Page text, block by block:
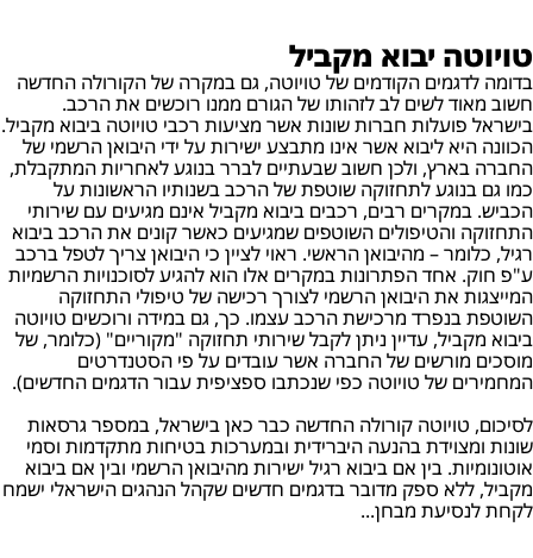
טויוטה יבוא מקביל
בדומה לדגמים הקודמים של טויוטה, גם במקרה של הקורולה החדשה
חשוב מאוד לשים לב לזהותו של הגורם ממנו רוכשים את הרכב.
בישראל פועלות חברות שונות אשר מציעות רכבי טויוטה ביבוא מקביל.
הכוונה היא ליבוא אשר אינו מתבצע ישירות על ידי היבואן הרשמי של
החברה בארץ, ולכן חשוב שבעתיים לברר בנוגע לאחריות המתקבלת,
כמו גם בנוגע לתחזוקה שוטפת של הרכב בשנותיו הראשונות על
הכביש. במקרים רבים, רכבים ביבוא מקביל אינם מגיעים עם שירותי
התחזוקה והטיפולים השוטפים שמגיעים כאשר קונים את הרכב ביבוא
רגיל, כלומר – מהיבואן הראשי. ראוי לציין כי היבואן צריך לטפל ברכב
ע"פ חוק. אחד הפתרונות במקרים אלו הוא להגיע לסוכנויות הרשמיות
המייצגות את היבואן הרשמי לצורך רכישה של טיפולי התחזוקה
השוטפת בנפרד מרכישת הרכב עצמו. כך, גם במידה ורוכשים טויוטה
ביבוא מקביל, עדיין ניתן לקבל שירותי תחזוקה "מקוריים" (כלומר, של
מוסכים מורשים של החברה אשר עובדים על פי הסטנדרטים
המחמירים של טויוטה כפי שנכתבו ספציפית עבור הדגמים החדשים).
לסיכום, טויוטה קורולה החדשה כבר כאן בישראל, במספר גרסאות
שונות ומצוידת בהנעה היברידית ובמערכות בטיחות מתקדמות וסמי
אוטונומיות. בין אם ביבוא רגיל ישירות מהיבואן הרשמי ובין אם ביבוא
מקביל, ללא ספק מדובר בדגמים חדשים שקהל הנהגים הישראלי ישמח
לקחת לנסיעת מבחן...